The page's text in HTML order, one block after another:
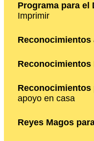
Programa para el
Imprimir
Reconocimientos
Reconocimientos
Reconocimientos
apoyo en casa
Reyes Magos